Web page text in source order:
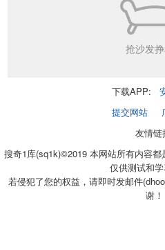
抢沙发
下载APP:
提交网站
友情链
搜奇1库(sq1k)©2019 本网站所有内容都
仅供测试和学
若侵犯了您的权益，请即时发邮件
谢！